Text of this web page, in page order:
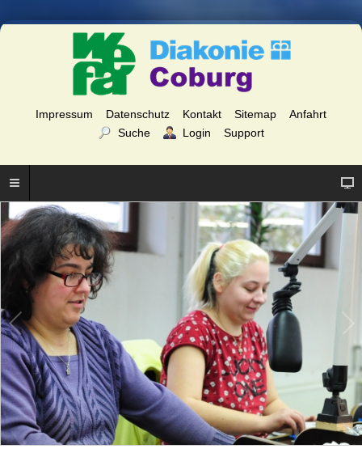
Impressum Datenschutz Kontakt Sitemap
Anfahrt
Suche
Login Support